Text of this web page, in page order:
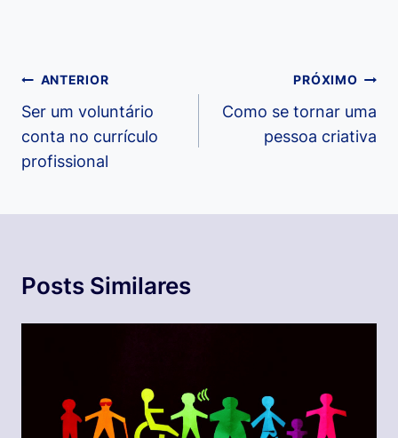
Navegação
de
Post
ANTERIOR
Ser um voluntário
conta no currículo
profissional
PRÓXIMO
Como se tornar uma
pessoa criativa
Posts Similares